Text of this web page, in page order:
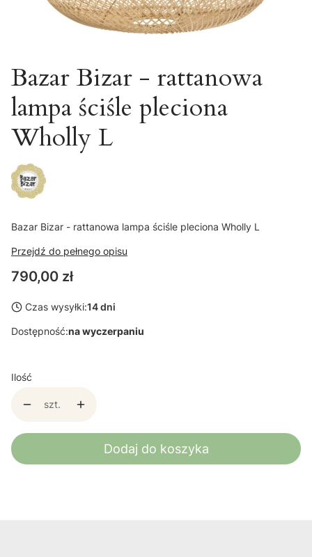
Bazar Bizar - rattanowa
lampa ściśle pleciona
Wholly L
Bazar Bizar - rattanowa lampa ściśle pleciona Wholly L
Przejdź do pełnego opisu
Cena
790,00 zł
Czas wysyłki:14 dni
Dostępność:na wyczerpaniu
Ilość
szt.
Dodaj do koszyka